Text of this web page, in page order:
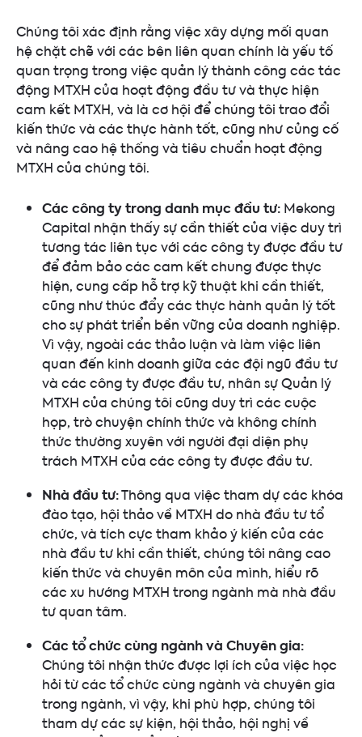
Chúng tôi xác định rằng việc xây dựng mối quan
hệ chặt chẽ với các bên liên quan chính là yếu tố
quan trọng trong việc quản lý thành công các tác
động MTXH của hoạt động đầu tư và thực hiện
cam kết MTXH, và là cơ hội để chúng tôi trao đổi
kiến thức và các thực hành tốt, cũng như củng cố
và nâng cao hệ thống và tiêu chuẩn hoạt động
MTXH của chúng tôi.
Các công ty trong danh mục đầu tư: Mekong
Capital nhận thấy sự cần thiết của việc duy trì
tương tác liên tục với các công ty được đầu tư
để đảm bảo các cam kết chung được thực
hiện, cung cấp hỗ trợ kỹ thuật khi cần thiết,
cũng như thúc đẩy các thực hành quản lý tốt
cho sự phát triển bền vững của doanh nghiệp.
Vì vậy, ngoài các thảo luận và làm việc liên
quan đến kinh doanh giữa các đội ngũ đầu tư
và các công ty được đầu tư, nhân sự Quản lý
MTXH của chúng tôi cũng duy trì các cuộc
họp, trò chuyện chính thức và không chính
thức thường xuyên với người đại diện phụ
trách MTXH của các công ty được đầu tư.
Nhà đầu tư:Thông qua việc tham dự các khóa
đào tạo, hội thảo về MTXH do nhà đầu tư tổ
chức, và tích cực tham khảo ý kiến của các
nhà đầu tư khi cần thiết, chúng tôi nâng cao
kiến thức và chuyên môn của mình, hiểu rõ
các xu hướng MTXH trong ngành mà nhà đầu
tư quan tâm.
Các tổ chức cùng ngành và Chuyên gia:
Chúng tôi nhận thức được lợi ích của việc học
hỏi từ các tổ chức cùng ngành và chuyên gia
trong ngành, vì vậy, khi phù hợp, chúng tôi
tham dự các sự kiện, hội thảo, hội nghị về